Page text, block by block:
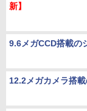
新】
9.6メガCCD搭載の
12.2メガカメラ搭